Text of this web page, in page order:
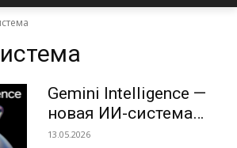
Gemini Intelligence —
новая ИИ-система
для Android
13.05.2026